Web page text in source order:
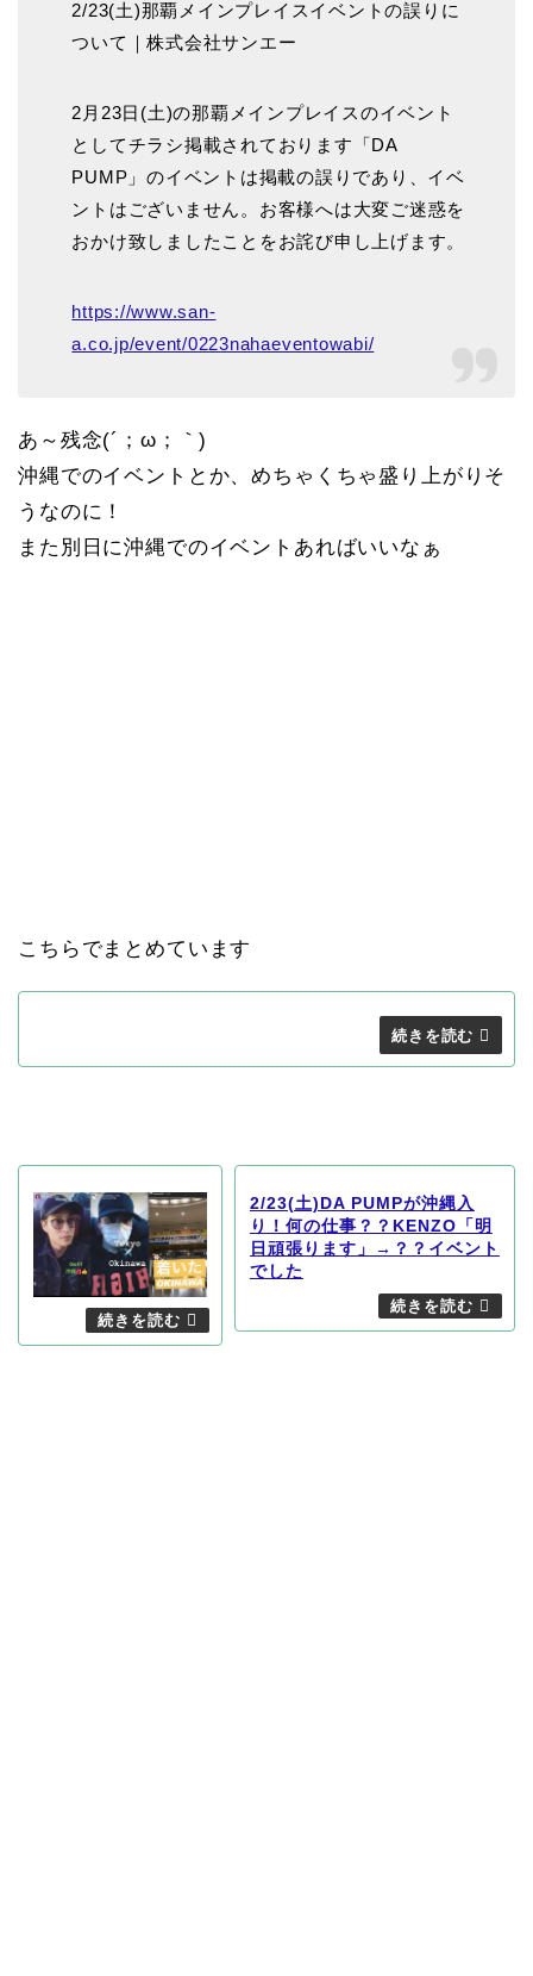
2/23(土)那覇メインプレイスイベントの誤りに
ついて｜株式会社サンエー
2月23日(土)の那覇メインプレイスのイベント
としてチラシ掲載されております「DA
PUMP」のイベントは掲載の誤りであり、イベ
ントはございません。お客様へは大変ご迷惑を
おかけ致しましたことをお詫び申し上げます。
https://www.san-
a.co.jp/event/0223nahaeventowabi/
あ～残念(´；ω；｀)
沖縄でのイベントとか、めちゃくちゃ盛り上がりそ
うなのに！
また別日に沖縄でのイベントあればいいなぁ
こちらでまとめています
2/23(土)DA PUMPが沖縄入
り！何の仕事？？KENZO「明
日頑張ります」→？？イベント
でした